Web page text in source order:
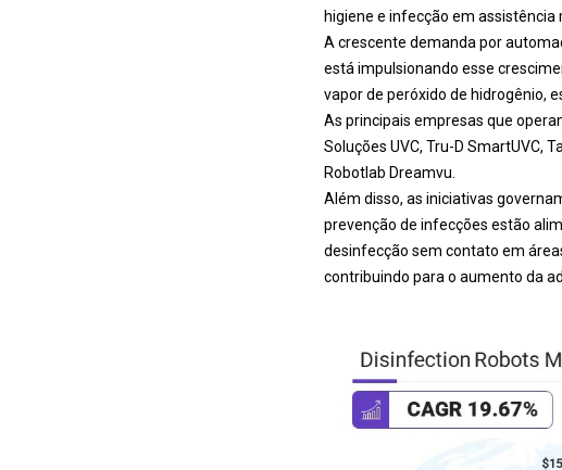
higiene e infecção em
A crescente demanda por
está impulsionando esse
vapor de peróxido de hidrogênio,
As principais empresas que
Soluções UVC, Tru-D SmartUVC,
Robotlab Dreamvu.
Além disso, as iniciativas
prevenção de infecções estão
desinfecção sem contato em
contribuindo para o aumento da